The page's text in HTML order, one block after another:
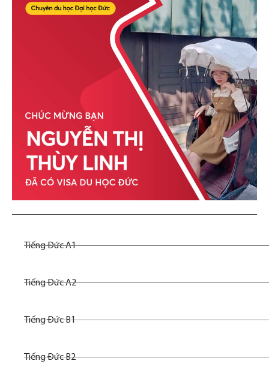
Tiếng Đức A1
Tiếng Đức A2
Tiếng Đức B1
Tiếng Đức B2